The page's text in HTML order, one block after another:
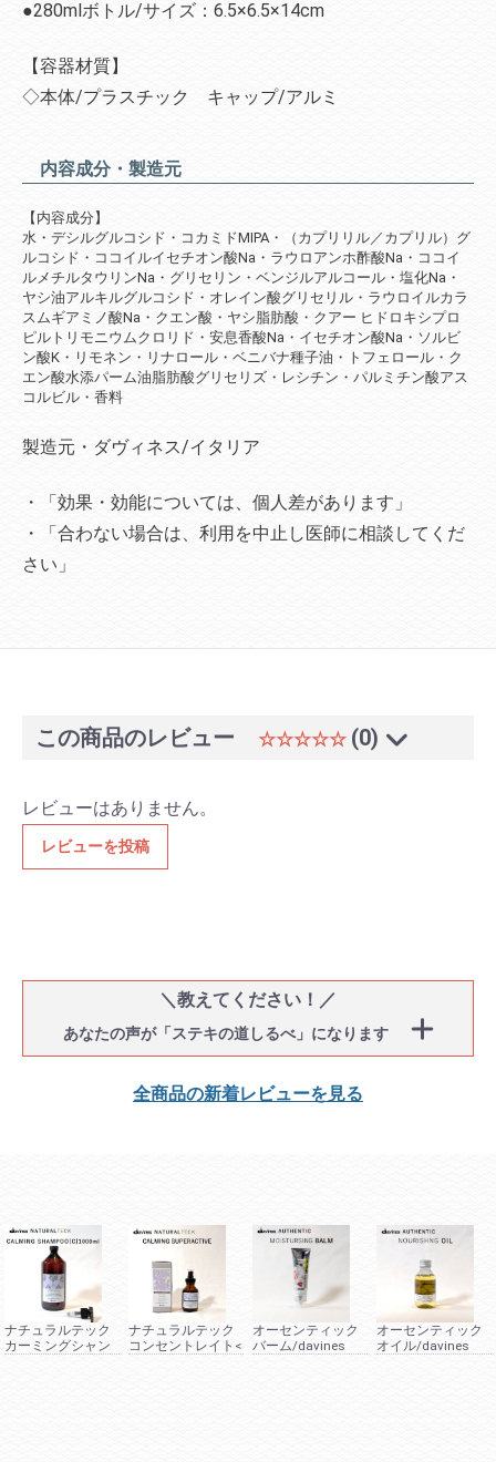
●280mlボトル/サイズ：6.5×6.5×14cm
【容器材質】
◇本体/プラスチック キャップ/アルミ
内容成分・製造元
【内容成分】
水・デシルグルコシド・コカミドMIPA・（カプリリル／カプリル）グ
ルコシド・ココイルイセチオン酸Na・ラウロアンホ酢酸Na・ココイ
ルメチルタウリンNa・グリセリン・ベンジルアルコール・塩化Na・
ヤシ油アルキルグルコシド・オレイン酸グリセリル・ラウロイルカラ
スムギアミノ酸Na・クエン酸・ヤシ脂肪酸・クアー ヒドロキシプロ
ピルトリモニウムクロリド・安息香酸Na・イセチオン酸Na・ソルビ
ン酸K・リモネン・リナロール・ベニバナ種子油・トフェロール・ク
エン酸水添パーム油脂肪酸グリセリズ・レシチン・パルミチン酸アス
コルビル・香料
製造元・ダヴィネス/イタリア
・「効果・効能については、個人差があります」
・「合わない場合は、利用を中止し医師に相談してくだ
さい」
この商品のレビュー ☆☆☆☆☆ (0)
レビューはありません。
レビューを投稿
＼教えてください！／
あなたの声が「ステキの道しるべ」になります
全商品の新着レビューを見る
ナチュラルテック
カーミングシャン
ナチュラルテック
コンセントレイト<
オーセンティック
バーム/davines
オーセンティック
オイル/davines